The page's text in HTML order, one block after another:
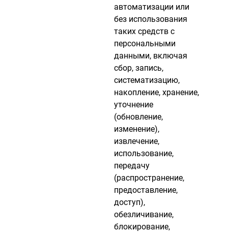
автоматизации или
без использования
таких средств с
персональными
данными, включая
сбор, запись,
систематизацию,
накопление, хранение,
уточнение
(обновление,
изменение),
извлечение,
использование,
передачу
(распространение,
предоставление,
доступ),
обезличивание,
блокирование,